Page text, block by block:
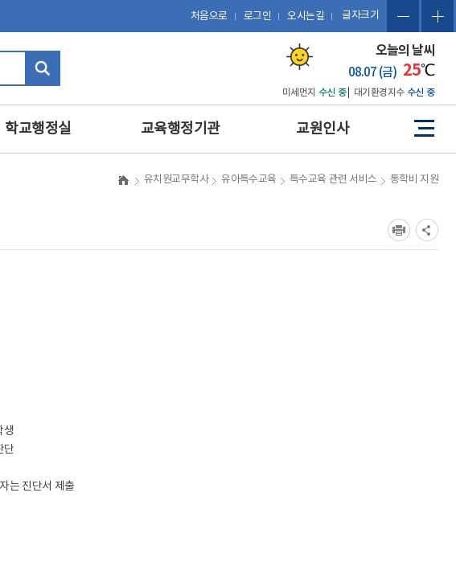
글자크기
처음으로 로그인 오시는길
오늘의 날씨
08.07 (금) 25℃
미세먼지 수신 중 대기환경지수 수신 중
사
맵
학교행정실
전기금
교육행정기관
예산 편성 및 에듀파인 활용
교원인사
관련 법규
유치원교무학사 유아특수교육 특수교육 관련 서비스 통학비 지원
생
단
는 진단서 제출